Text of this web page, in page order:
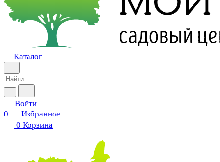
Каталог
Войти
0
Избранное
0 Корзина